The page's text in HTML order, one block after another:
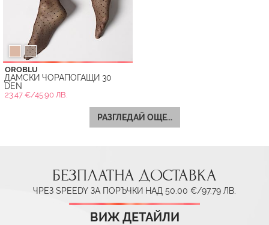
OROBLU
ДАМСКИ ЧОРАПОГАЩИ 30
DEN
23.47 €/45.90 ЛВ.
РАЗГЛЕДАЙ ОЩЕ...
БЕЗПЛАТНА ДОСТАВКА
ЧРЕЗ SPEEDY ЗА ПОРЪЧКИ НАД 50.00 €/97.79 ЛВ.
ВИЖ ДЕТАЙЛИ